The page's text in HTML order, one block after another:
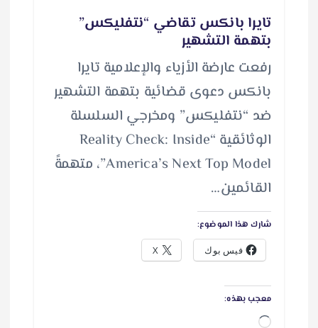
تايرا بانكس تقاضي “نتفليكس”
بتهمة التشهير
رفعت عارضة الأزياء والإعلامية تايرا
بانكس دعوى قضائية بتهمة التشهير
ضد “نتفليكس” ومخرجي السلسلة
الوثائقية “Reality Check: Inside
America’s Next Top Model”، متهمةً
القائمين…
شارك هذا الموضوع:
فيس بوك X
معجب بهذه: